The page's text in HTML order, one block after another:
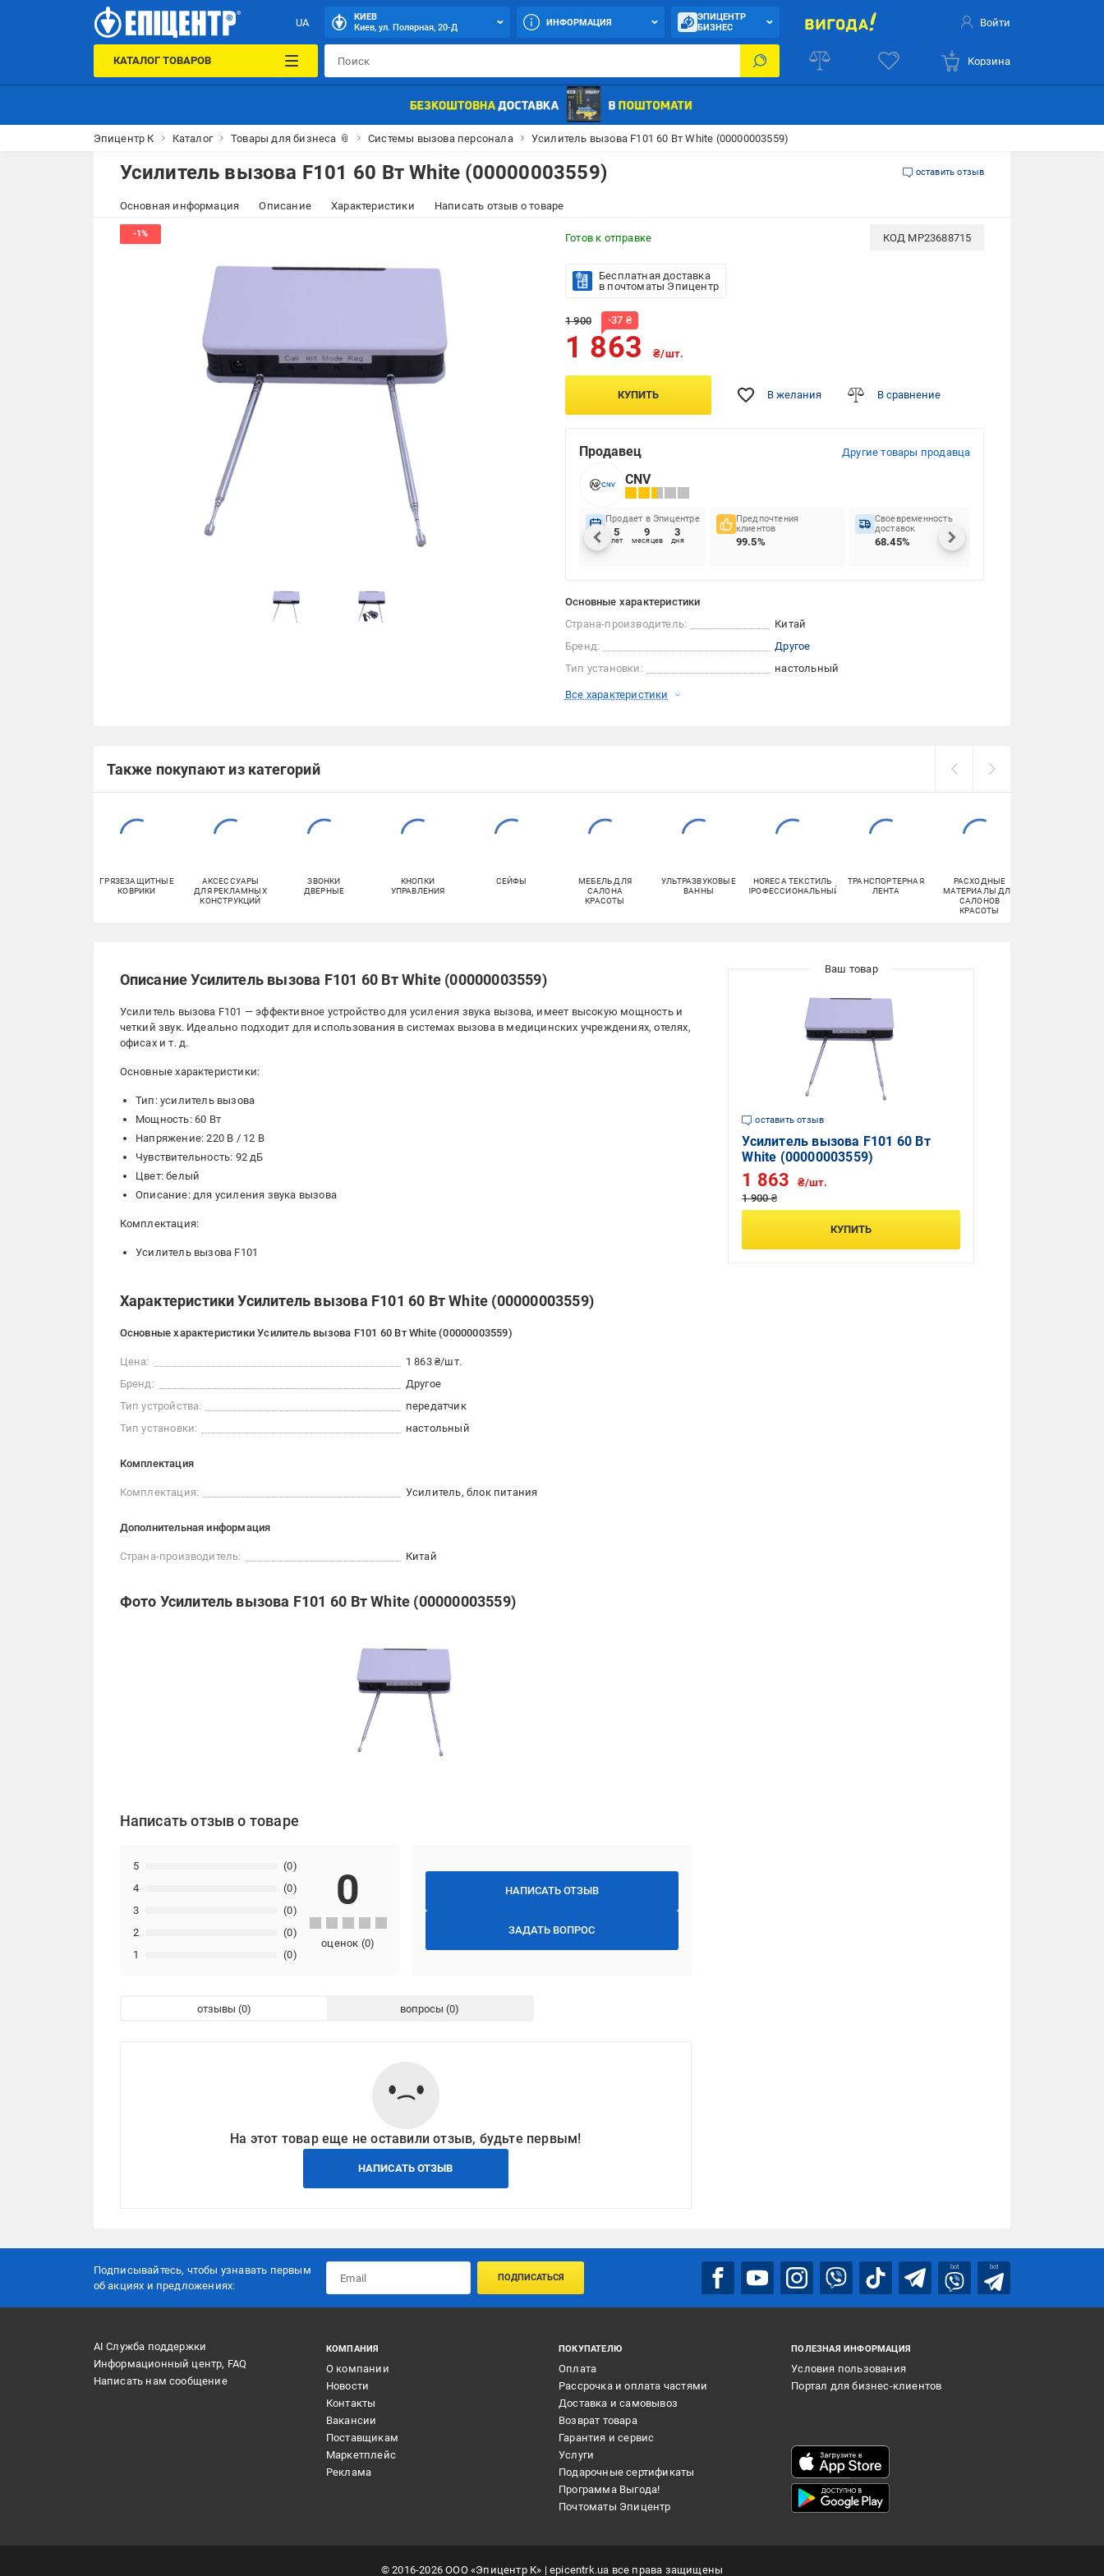
UA
КИЕВ
Киев, ул. Полярная, 20-Д
ИНФОРМАЦИЯ
ЭПИЦЕНТР
БИЗНЕС
Войти
КАТАЛОГ ТОВАРОВ Корзина
Эпицентр К Каталог Товары для бизнеса 📎 Системы вызова персонала Усилитель вызова F101 60 Вт White (00000003559)
Усилитель вызова F101 60 Вт White (00000003559) оставить отзыв
Основная информация Описание Характеристики Написать отзыв о товаре
Готов к отправке КОД MP23688715
Бесплатная доставка
в почтоматы Эпицентр
1 900 -37 ₴
1 863 ₴/шт.
КУПИТЬ В желания В сравнение
Продавец Другие товары продавца
CNV
Продает в Эпицентре
5
лет
9
месяцев
3
дня
Предпочтения
клиентов
99.5%
Своевременность
доставок
68.45%
Основные характеристики
Страна-производитель:
Китай
Бренд:
Другое
Тип установки:
настольный
Все характеристики
Также покупают из категорий
ГРЯЗЕЗАЩИТНЫЕ
КОВРИКИ
АКСЕССУАРЫ
ДЛЯ РЕКЛАМНЫХ
КОНСТРУКЦИЙ
ЗВОНКИ
ДВЕРНЫЕ
КНОПКИ
УПРАВЛЕНИЯ
СЕЙФЫ
МЕБЕЛЬ ДЛЯ
САЛОНА
КРАСОТЫ
УЛЬТРАЗВУКОВЫЕ
ВАННЫ
HORECA ТЕКСТИЛЬ
ПРОФЕССИОНАЛЬНЫЙ
ТРАНСПОРТЕРНАЯ
ЛЕНТА
РАСХОДНЫЕ
МАТЕРИАЛЫ ДЛЯ
САЛОНОВ
КРАСОТЫ
Описание Усилитель вызова F101 60 Вт White (00000003559)
Усилитель вызова F101 — эффективное устройство для усиления звука вызова, имеет высокую мощность и
четкий звук. Идеально подходит для использования в системах вызова в медицинских учреждениях, отелях,
офисах и т. д.
Основные характеристики:
Тип: усилитель вызова
Мощность: 60 Вт
Напряжение: 220 В / 12 В
Чувствительность: 92 дБ
Цвет: белый
Описание: для усиления звука вызова
Комплектация:
Усилитель вызова F101
Характеристики Усилитель вызова F101 60 Вт White (00000003559)
Основные характеристики Усилитель вызова F101 60 Вт White (00000003559)
Цена:
1 863 ₴/шт.
Бренд:
Другое
Тип устройства:
передатчик
Тип установки:
настольный
Комплектация
Комплектация: Усилитель, блок питания
Дополнительная информация
Страна-производитель: Китай
Фото Усилитель вызова F101 60 Вт White (00000003559)
Написать отзыв о товаре
НАПИСАТЬ ОТЗЫВ
ЗАДАТЬ ВОПРОС
1 (0)
2 (0)
3 (0)
4 (0)
5 (0)
0
оценок (0)
отзывы вопросы
На этот товар еще не оставили отзыв, будьте первым!
НАПИСАТЬ ОТЗЫВ
оставить отзыв
Усилитель вызова F101 60 Вт
White (00000003559)
1 900 ₴
1 863 ₴/шт.
КУПИТЬ
Подписывайтесь, чтобы узнавать первым
об акцияx и предложениях:
ПОДПИСАТЬСЯ
bot bot
AI Служба поддержки
Информационный центр, FAQ
Написать нам сообщение
КОМПАНИЯ
О компании
Новости
Контакты
Вакансии
Поставщикам
Маркетплейс
Реклама
ПОКУПАТЕЛЮ
Оплата
Рассрочка и оплата частями
Доставка и самовывоз
Возврат товара
Гарантия и сервис
Услуги
Подарочные сертификаты
Программа Выгода!
Почтоматы Эпицентр
ПОЛЕЗНАЯ ИНФОРМАЦИЯ
Условия пользования
Портал для бизнес-клиентов
©2016-2026ООО «Эпицентр К» | epicentrk.ua все права защищены